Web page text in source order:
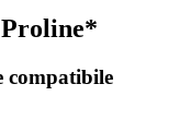
compatibile